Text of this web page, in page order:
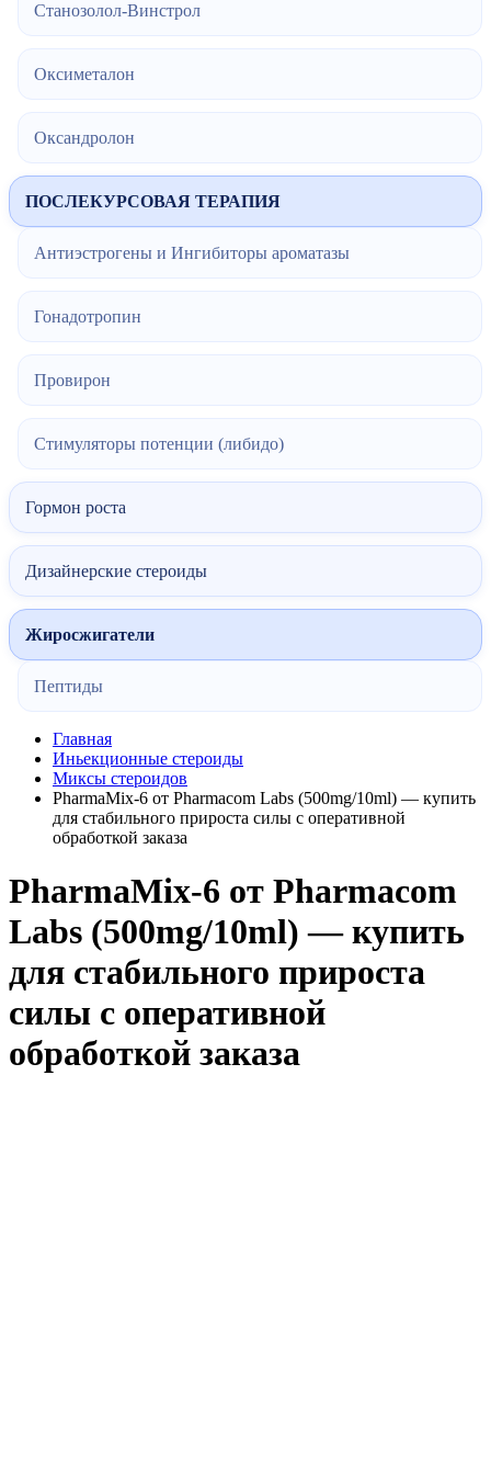
Станозолол-Винстрол
Оксиметалон
Оксандролон
ПОСЛЕКУРСОВАЯ ТЕРАПИЯ
Антиэстрогены и Ингибиторы ароматазы
Гонадотропин
Провирон
Стимуляторы потенции (либидо)
Гормон роста
Дизайнерские стероиды
Жиросжигатели
Пептиды
Главная
Иньекционные стероиды
Миксы стероидов
PharmaMix-6 от Pharmacom Labs (500mg/10ml) — купить
для стабильного прироста силы с оперативной
обработкой заказа
PharmaMix-6 от Pharmacom
Labs (500mg/10ml) — купить
для стабильного прироста
силы с оперативной
обработкой заказа